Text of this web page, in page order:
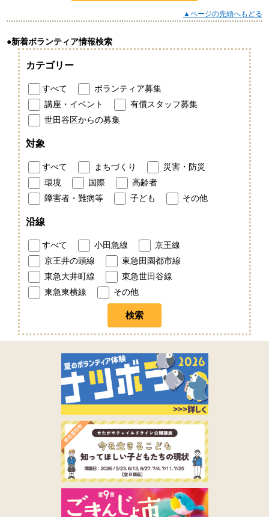
▲ページの先頭へもどる
●新着ボランティア情報検索
カテゴリー
すべて
ボランティア募集
講座・イベント
有償スタッフ募集
世田谷区からの募集
対象
すべて まちづくり
災害・防災
環境
国際
高齢者
障害者・難病等
子ども その他
沿線
すべて 小田急線
京王線
京王井の頭線
東急田園都市線
東急大井町線
東急世田谷線
東急東横線
その他